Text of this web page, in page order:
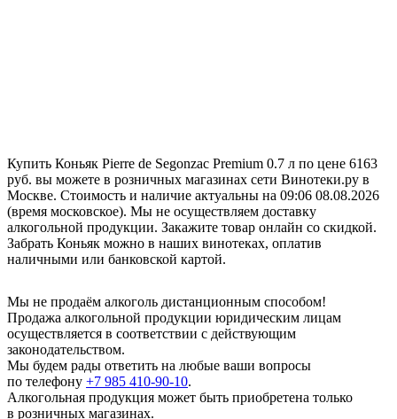
Купить Коньяк Pierre de Segonzac Premium 0.7 л по цене 6163
руб. вы можете в розничных магазинах сети Винотеки.ру в
Москве. Стоимость и наличие актуальны на 09:06 08.08.2026
(время московское). Мы не осуществляем доставку
алкогольной продукции. Закажите товар онлайн со скидкой.
Забрать Коньяк можно в наших винотеках, оплатив
наличными или банковской картой.
Мы не продаём алкоголь дистанционным способом!
Продажа алкогольной продукции юридическим лицам
осуществляется в соответствии с действующим
законодательством.
Мы будем рады ответить на любые ваши вопросы
по телефону +7 985 410-90-10.
Алкогольная продукция может быть приобретена только
в розничных магазинах.